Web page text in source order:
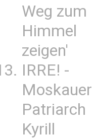
Weg zum
Himmel
zeigen'
IRRE! -
Moskauer
Patriarch
Kyrill